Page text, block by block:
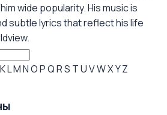
wide popularity. His music is
subtle lyrics that reflect his life
KLMNOPQRS TUVWXYZ